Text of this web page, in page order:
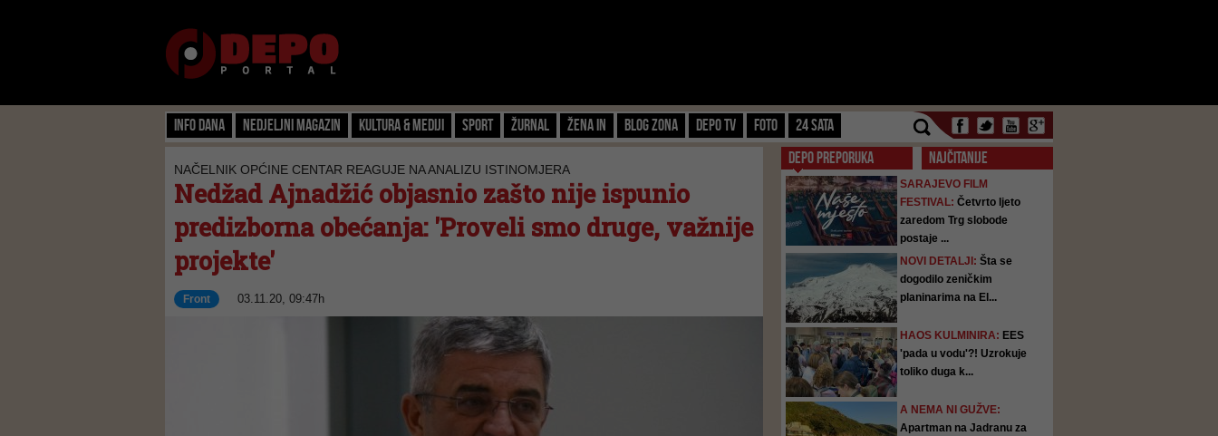
Info dana Nedjeljni magazin Kultura & Mediji Sport Žurnal Žena IN Blog zona Depo TV FOTO 24 SATA
NAČELNIK OPĆINE CENTAR REAGUJE NA ANALIZU ISTINOMJERA
Nedžad Ajnadžić objasnio zašto nije ispunio
predizborna obećanja: 'Proveli smo druge, važnije
projekte'
Front 03.11.20, 09:47h
DEPO PREPORUKA NAJČITANIJE
SARAJEVO FILM
FESTIVAL: Četvrto ljeto
zaredom Trg slobode
postaje ...
NOVI DETALJI: Šta se
dogodilo zeničkim
planinarima na El...
HAOS KULMINIRA: EES
'pada u vodu'?! Uzrokuje
toliko duga k...
A NEMA NI GUŽVE:
Apartman na Jadranu za